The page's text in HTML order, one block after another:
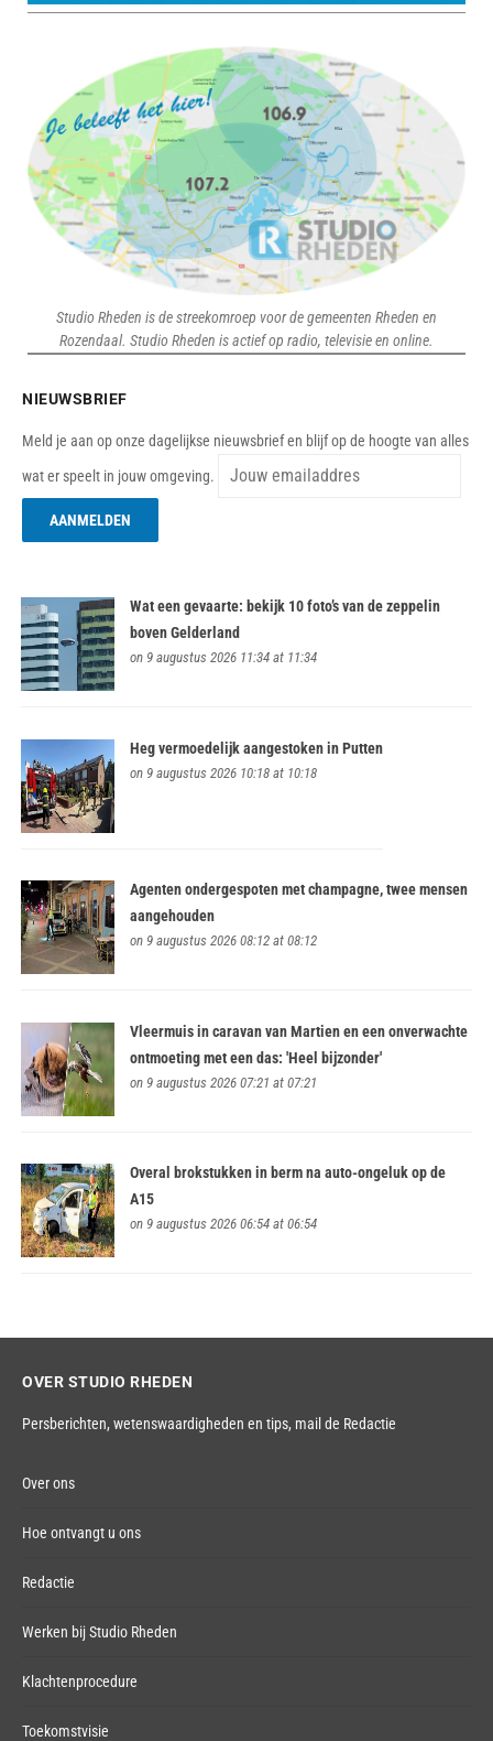
Studio Rheden is de streekomroep voor de gemeenten Rheden en
Rozendaal. Studio Rheden is actief op radio, televisie en online.
NIEUWSBRIEF
Meld je aan op onze dagelijkse nieuwsbrief en blijf op de hoogte van alles
wat er speelt in jouw omgeving.
Wat een gevaarte: bekijk 10 foto’s van de zeppelin
boven Gelderland
on 9 augustus 2026 11:34 at 11:34
Heg vermoedelijk aangestoken in Putten
on 9 augustus 2026 10:18 at 10:18
Agenten ondergespoten met champagne, twee mensen
aangehouden
on 9 augustus 2026 08:12 at 08:12
Vleermuis in caravan van Martien en een onverwachte
ontmoeting met een das: 'Heel bijzonder'
on 9 augustus 2026 07:21 at 07:21
Overal brokstukken in berm na auto-ongeluk op de
A15
on 9 augustus 2026 06:54 at 06:54
OVER STUDIO RHEDEN
Persberichten, wetenswaardigheden en tips, mail de Redactie
Over ons
Hoe ontvangt u ons
Redactie
Werken bij Studio Rheden
Klachtenprocedure
Toekomstvisie